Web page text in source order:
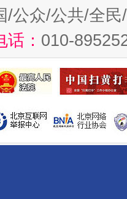
/公众/公共/全
： 010-